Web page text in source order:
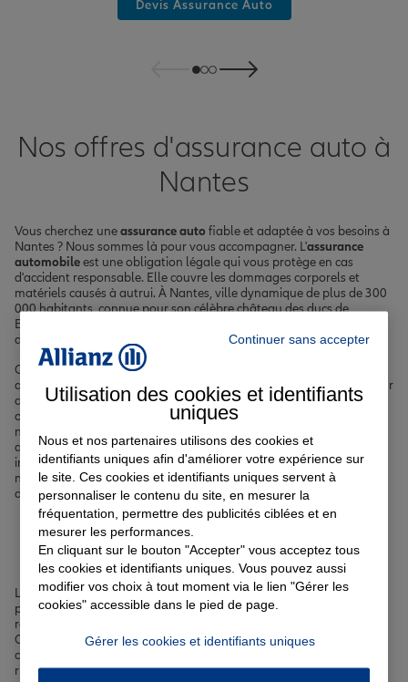
Devis Assurance Auto
Nos offres d'assurance auto à
Nantes
Vous cherchez uneassurance auto fiable et adaptée à vos besoins à
Nantes ? Nous sommes là pour vous accompagner. L'assurance
automobileest une obligation légale qui vous protège en cas
d'accident responsable. Elle couvre les dommages corporels et
matériels causés à autrui. À Nantes, ville dynamique de plus de 300
000 habitants, connue pour son célèbre château des ducs de
Bretagne et son climat océanique, nous vous proposons des offres
d'
sur mesure.
Que vous soyez un conducteur expérimenté parcourant
quotidiennement les rues de la Cité des Ducs ou un jeune conducteur
découvrant les quartiers animés comme Bouffay ou Graslin, notre
objectif est de vous offrir une tranquillité d'esprit sur les routes
nantaises. Grâce à notre expertise et notre connaissance
approfondie des spécificités locales, comme les risques liés aux
intempéries telles que les fortes pluies et les tempêtes hivernales,
nous élaborons des contrats d'assurance auto adaptés aux besoins
des Nantais.
Assurance auto à Nantes
La responsabilité civile est la garantie minimale obligatoire. Elle
prend en charge les dommages causés à autrui en cas d'accident
responsable, qu'il s'agisse de dommages corporels ou matériels.
Cependant, elle ne couvre pas les dommages subis par le
conducteur et son véhicule.
risques et des sanctions importantes.
Continuer sans accepter
Utilisation des cookies et identifiants
uniques
Nous et nos partenaires utilisons des cookies et
identifiants uniques afin d'améliorer votre expérience sur
le site. Ces cookies et identifiants uniques servent à
personnaliser le contenu du site, en mesurer la
fréquentation, permettre des publicités ciblées et en
mesurer les performances.
En cliquant sur le bouton "Accepter" vous acceptez tous
les cookies et identifiants uniques. Vous pouvez aussi
modifier vos choix à tout moment via le lien "Gérer les
cookies" accessible dans le pied de page.
Gérer les cookies et identifiants uniques